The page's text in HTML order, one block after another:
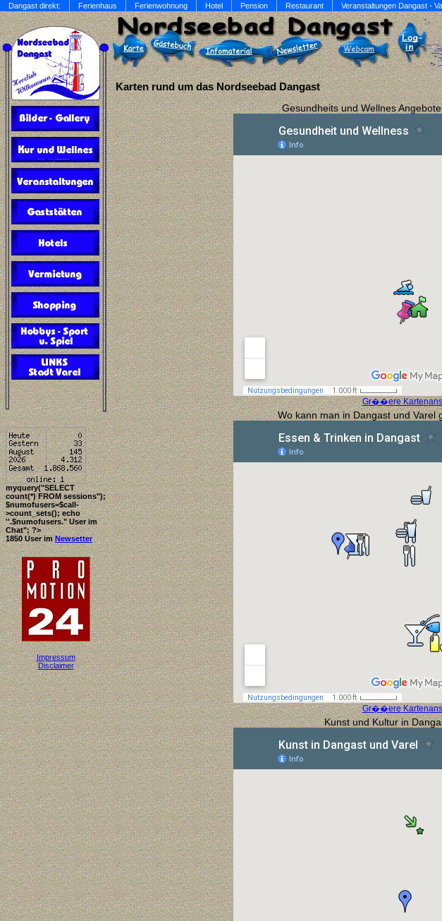
Dangast direkt: Ferienhaus Ferienwohnung Hotel Pension Restaurant Veranstaltungen Dangast -
myquery("SELECT
count(*) FROM sessions");
$numofusers=$call-
>count_sets(); echo
''.$numofusers." User im
Chat"; ?>
1850 User im Newsetter
Impressum
Disclaimer
Karten rund um das Nordseebad Dangast
Gesundheits und Wellnes
Gr��ere
Wo kann man in Dangast und Varel
Gr��ere
Kunst und Kultur in